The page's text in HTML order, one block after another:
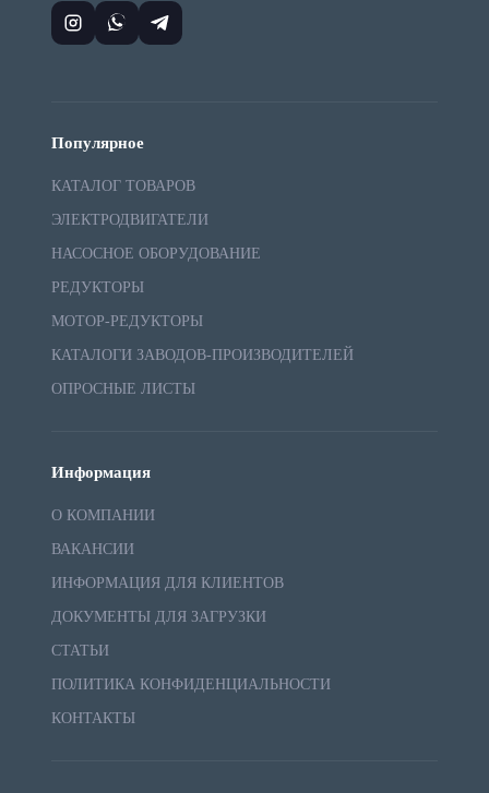
Популярное
КАТАЛОГ ТОВАРОВ
ЭЛЕКТРОДВИГАТЕЛИ
НАСОСНОЕ ОБОРУДОВАНИЕ
РЕДУКТОРЫ
МОТОР-РЕДУКТОРЫ
КАТАЛОГИ ЗАВОДОВ-ПРОИЗВОДИТЕЛЕЙ
ОПРОСНЫЕ ЛИСТЫ
Информация
О КОМПАНИИ
ВАКАНСИИ
ИНФОРМАЦИЯ ДЛЯ КЛИЕНТОВ
ДОКУМЕНТЫ ДЛЯ ЗАГРУЗКИ
СТАТЬИ
ПОЛИТИКА КОНФИДЕНЦИАЛЬНОСТИ
КОНТАКТЫ